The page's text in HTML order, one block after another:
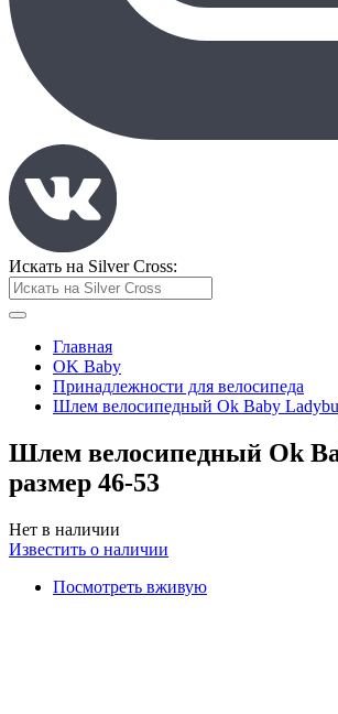
Искать на Silver Cross:
Главная
OK Baby
Принадлежности для велосипеда
Шлем велосипедный Ok Baby
Шлем велосипедный Ok
размер 46-53
Нет в наличии
Известить о наличии
Посмотреть вживую